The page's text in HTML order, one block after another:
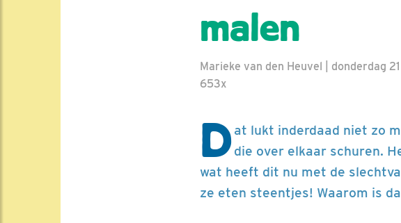
malen
Marieke van den Heuvel | donderdag
653x
Dat lukt inderdaad niet zo
die over elkaar schuren.
wat heeft dit nu met de
ze eten steentjes! Waarom is